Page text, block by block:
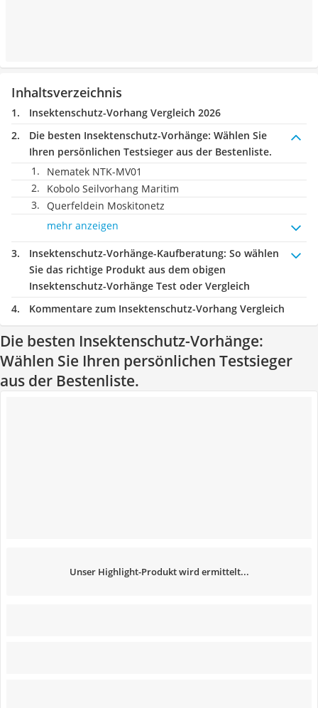
Inhaltsverzeichnis
Insektenschutz-Vorhang Vergleich 2026
Die besten Insektenschutz-Vorhänge: Wählen Sie
Ihren persönlichen Testsieger aus der Bestenliste.
Nematek NTK-MV01
Kobolo Seilvorhang Maritim
Querfeldein Moskitonetz
mehr anzeigen
Insektenschutz-Vorhänge-Kaufberatung: So wählen
Sie das richtige Produkt aus dem obigen
Insektenschutz-Vorhänge Test oder Vergleich
Kommentare zum Insektenschutz-Vorhang Vergleich
Die besten Insektenschutz-Vorhänge:
Wählen Sie Ihren persönlichen Testsieger
aus der Bestenliste.
Unser Highlight-Produkt wird ermittelt...